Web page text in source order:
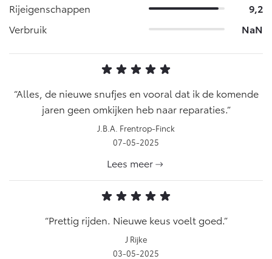
Rijeigenschappen
9,2
Verbruik
NaN
Alles, de nieuwe snufjes en vooral dat ik de komende
jaren geen omkijken heb naar reparaties.
J.B.A. Frentrop-Finck
07-05-2025
Lees meer
Prettig rijden. Nieuwe keus voelt goed.
J Rijke
03-05-2025